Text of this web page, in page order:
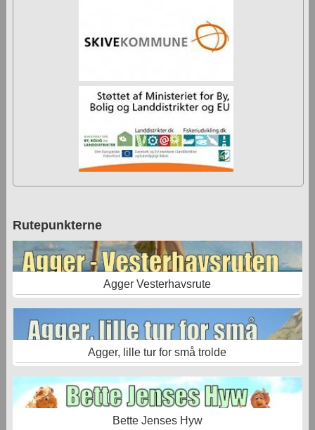
Rutepunkterne
Agger Vesterhavsrute
Agger, lille tur for små trolde
Bette Jenses Hyw